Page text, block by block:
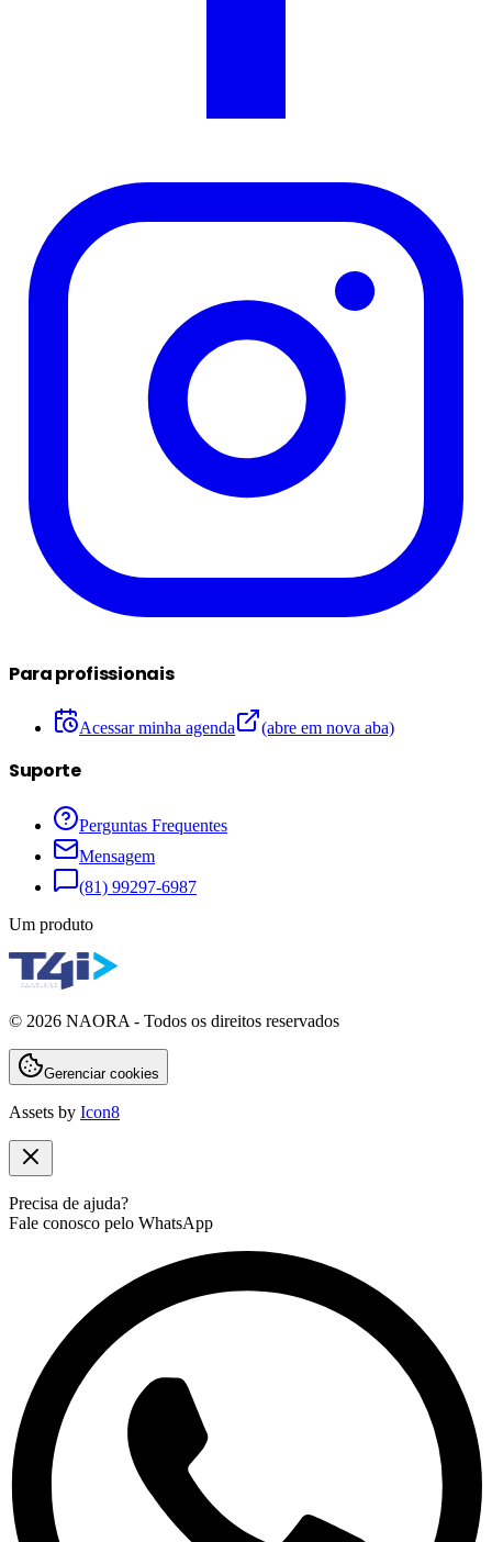
Para profissionais
Acessar minha agenda (abre em nova aba)
Suporte
Perguntas Frequentes
Mensagem
(81) 99297-6987
Um produto
© 2026 NAORA - Todos os direitos reservados
Gerenciar cookies
Assets by Icon8
Precisa de ajuda?
Fale conosco pelo WhatsApp